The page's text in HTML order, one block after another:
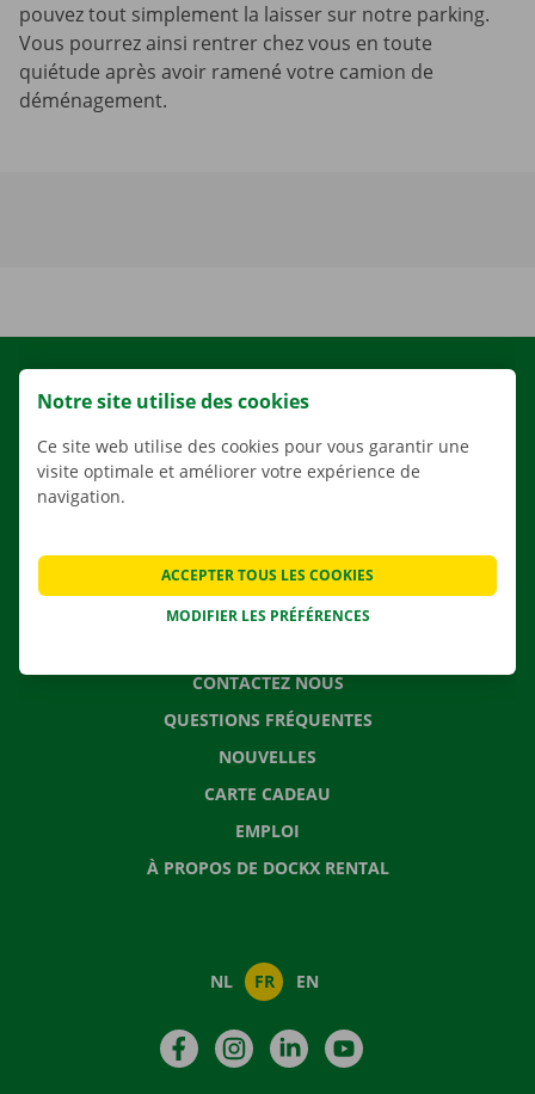
pouvez tout simplement la laisser sur notre parking.
Vous pourrez ainsi rentrer chez vous en toute
quiétude après avoir ramené votre camion de
déménagement.
NOS SERVICES
SOLUTIONS DE DÉMÉNAGEMENT
CONTACTEZ NOUS
QUESTIONS FRÉQUENTES
NOUVELLES
CARTE CADEAU
EMPLOI
À PROPOS DE DOCKX RENTAL
NL FR EN
FacebookInstagramLinkedIn
Notre site utilise des cookies
Ce site web utilise des cookies pour vous garantir une
visite optimale et améliorer votre expérience de
navigation.
MODIFIER LES PRÉFÉRENCES
ACCEPTER TOUS LES COOKIES